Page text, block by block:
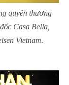
quyền thương
Casa Bella,
Vietnam.